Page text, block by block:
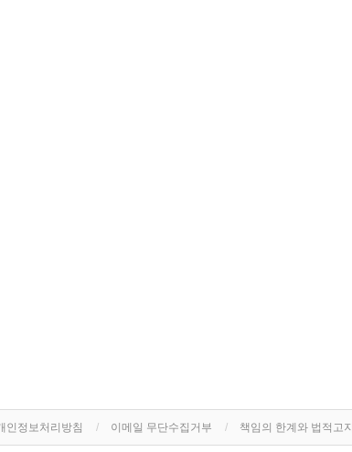
인정보처리방침 이메일 무단수집거부 책임의 한계와 법적고지